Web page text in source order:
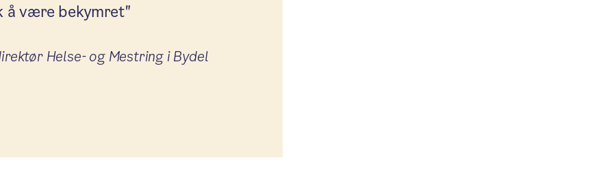
å være bekymret"
Helse- og Mestring i Bydel